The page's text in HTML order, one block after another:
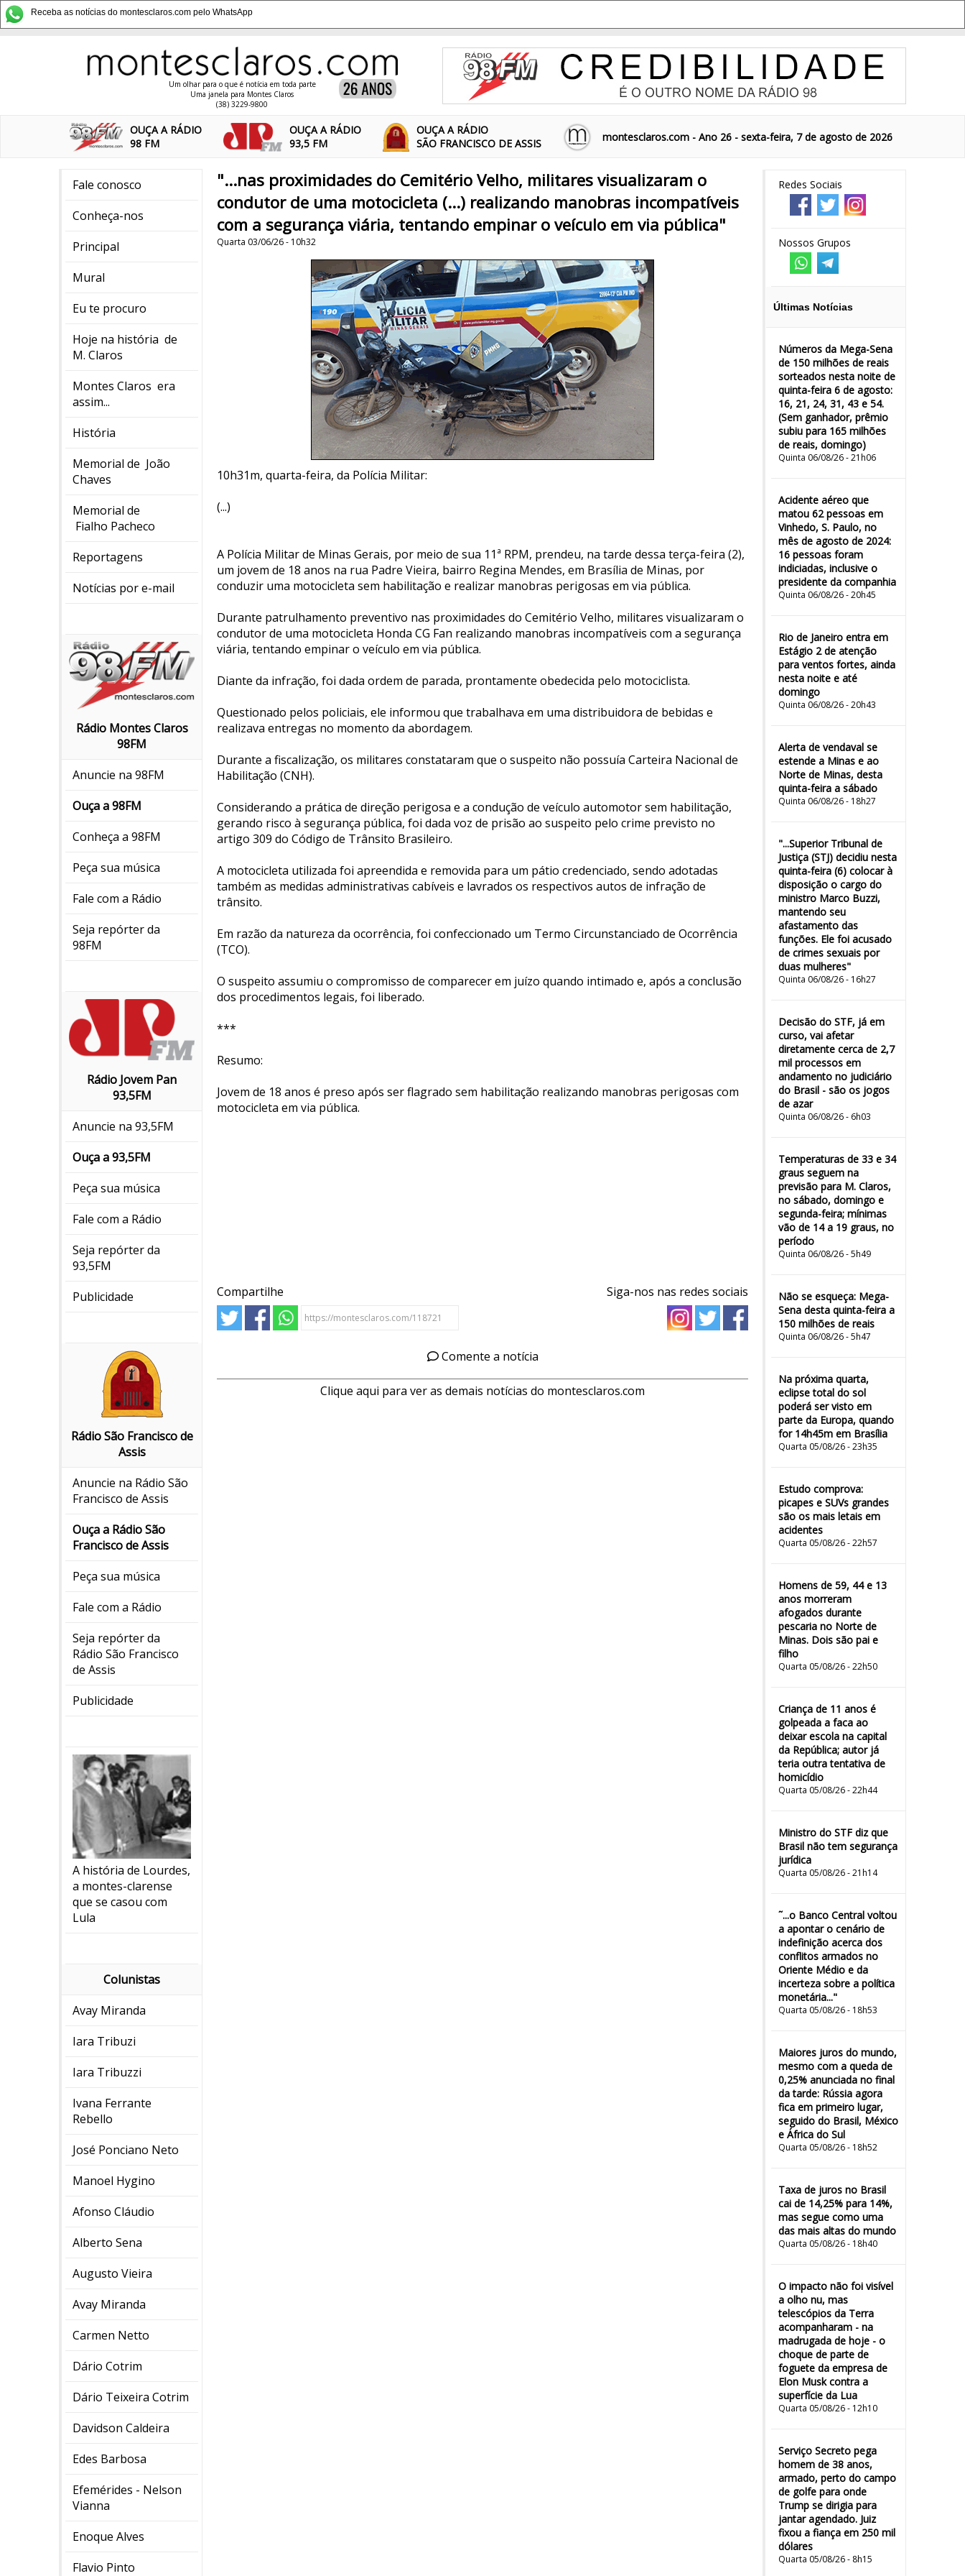
Receba as notícias do montesclaros.com pelo WhatsApp
Um olhar para o que é notícia em toda parte
Uma janela para Montes Claros
(38) 3229-9800
OUÇA A RÁDIO
98 FM
OUÇA A RÁDIO
93,5 FM
OUÇA A RÁDIO
SÃO FRANCISCO DE ASSIS
montesclaros.com - Ano 26 - sexta-feira, 7 de agosto de 2026
Fale conosco
Conheça-nos
Principal
Mural
Eu te procuro
Hoje na história de
M. Claros
Montes Claros era
assim...
História
Memorial de João
Chaves
Memorial de
Fialho Pacheco
Reportagens
Notícias por e-mail
Rádio Montes Claros
98FM
Anuncie na 98FM
Ouça a 98FM
Conheça a 98FM
Peça sua música
Fale com a Rádio
Seja repórter da
98FM
Rádio Jovem Pan
93,5FM
Anuncie na 93,5FM
Ouça a 93,5FM
Peça sua música
Fale com a Rádio
Seja repórter da
93,5FM
Publicidade
Rádio São Francisco de
Assis
Anuncie na Rádio São
Francisco de Assis
Ouça a Rádio São
Francisco de Assis
Peça sua música
Fale com a Rádio
Seja repórter da
Rádio São Francisco
de Assis
Publicidade
A história de Lourdes,
a montes-clarense
que se casou com
Lula
Colunistas
Avay Miranda
Iara Tribuzi
Iara Tribuzzi
Ivana Ferrante
Rebello
José Ponciano Neto
Manoel Hygino
Afonso Cláudio
Alberto Sena
Augusto Vieira
Avay Miranda
Carmen Netto
Dário Cotrim
Dário Teixeira Cotrim
Davidson Caldeira
Edes Barbosa
Efemérides - Nelson
Vianna
Enoque Alves
Flavio Pinto
Redes Sociais
Nossos Grupos
Últimas Notícias
Números da Mega-Sena
de 150 milhões de reais
sorteados nesta noite de
quinta-feira 6 de agosto:
16, 21, 24, 31, 43 e 54.
(Sem ganhador, prêmio
subiu para 165 milhões
de reais, domingo)
Quinta 06/08/26 - 21h06
Acidente aéreo que
matou 62 pessoas em
Vinhedo, S. Paulo, no
mês de agosto de 2024:
16 pessoas foram
indiciadas, inclusive o
presidente da companhia
Quinta 06/08/26 - 20h45
Rio de Janeiro entra em
Estágio 2 de atenção
para ventos fortes, ainda
nesta noite e até
domingo
Quinta 06/08/26 - 20h43
Alerta de vendaval se
estende a Minas e ao
Norte de Minas, desta
quinta-feira a sábado
Quinta 06/08/26 - 18h27
"...Superior Tribunal de
Justiça (STJ) decidiu nesta
quinta-feira (6) colocar à
disposição o cargo do
ministro Marco Buzzi,
mantendo seu
afastamento das
funções. Ele foi acusado
de crimes sexuais por
duas mulheres"
Quinta 06/08/26 - 16h27
Decisão do STF, já em
curso, vai afetar
diretamente cerca de 2,7
mil processos em
andamento no judiciário
do Brasil - são os jogos
de azar
Quinta 06/08/26 - 6h03
Temperaturas de 33 e 34
graus seguem na
previsão para M. Claros,
no sábado, domingo e
segunda-feira; mínimas
vão de 14 a 19 graus, no
período
Quinta 06/08/26 - 5h49
Não se esqueça: Mega-
Sena desta quinta-feira a
150 milhões de reais
Quinta 06/08/26 - 5h47
Na próxima quarta,
eclipse total do sol
poderá ser visto em
parte da Europa, quando
for 14h45m em Brasília
Quarta 05/08/26 - 23h35
Estudo comprova:
picapes e SUVs grandes
são os mais letais em
acidentes
Quarta 05/08/26 - 22h57
Homens de 59, 44 e 13
anos morreram
afogados durante
pescaria no Norte de
Minas. Dois são pai e
filho
Quarta 05/08/26 - 22h50
Criança de 11 anos é
golpeada a faca ao
deixar escola na capital
da República; autor já
teria outra tentativa de
homicídio
Quarta 05/08/26 - 22h44
Ministro do STF diz que
Brasil não tem segurança
jurídica
Quarta 05/08/26 - 21h14
˜...o Banco Central voltou
a apontar o cenário de
indefinição acerca dos
conflitos armados no
Oriente Médio e da
incerteza sobre a política
monetária..."
Quarta 05/08/26 - 18h53
Maiores juros do mundo,
mesmo com a queda de
0,25% anunciada no final
da tarde: Rússia agora
fica em primeiro lugar,
seguido do Brasil, México
e África do Sul
Quarta 05/08/26 - 18h52
Taxa de juros no Brasil
cai de 14,25% para 14%,
mas segue como uma
das mais altas do mundo
Quarta 05/08/26 - 18h40
O impacto não foi visível
a olho nu, mas
telescópios da Terra
acompanharam - na
madrugada de hoje - o
choque de parte de
foguete da empresa de
Elon Musk contra a
superfície da Lua
Quarta 05/08/26 - 12h10
Serviço Secreto pega
homem de 38 anos,
armado, perto do campo
de golfe para onde
Trump se dirigia para
jantar agendado. Juiz
fixou a fiança em 250 mil
dólares
Quarta 05/08/26 - 8h15
"...nas proximidades do Cemitério Velho, militares visualizaram o
condutor de uma motocicleta (...) realizando manobras incompatíveis
com a segurança viária, tentando empinar o veículo em via pública"
Quarta 03/06/26 - 10h32
10h31m, quarta-feira, da Polícia Militar:
(...)
A Polícia Militar de Minas Gerais, por meio de sua 11ª RPM, prendeu, na tarde dessa terça-feira (2),
um jovem de 18 anos na rua Padre Vieira, bairro Regina Mendes, em Brasília de Minas, por
conduzir uma motocicleta sem habilitação e realizar manobras perigosas em via pública.
Durante patrulhamento preventivo nas proximidades do Cemitério Velho, militares visualizaram o
condutor de uma motocicleta Honda CG Fan realizando manobras incompatíveis com a segurança
viária, tentando empinar o veículo em via pública.
Diante da infração, foi dada ordem de parada, prontamente obedecida pelo motociclista.
Questionado pelos policiais, ele informou que trabalhava em uma distribuidora de bebidas e
realizava entregas no momento da abordagem.
Durante a fiscalização, os militares constataram que o suspeito não possuía Carteira Nacional de
Habilitação (CNH).
Considerando a prática de direção perigosa e a condução de veículo automotor sem habilitação,
gerando risco à segurança pública, foi dada voz de prisão ao suspeito pelo crime previsto no
artigo 309 do Código de Trânsito Brasileiro.
A motocicleta utilizada foi apreendida e removida para um pátio credenciado, sendo adotadas
também as medidas administrativas cabíveis e lavrados os respectivos autos de infração de
trânsito.
Em razão da natureza da ocorrência, foi confeccionado um Termo Circunstanciado de Ocorrência
(TCO).
O suspeito assumiu o compromisso de comparecer em juízo quando intimado e, após a conclusão
dos procedimentos legais, foi liberado.
***
Resumo:
Jovem de 18 anos é preso após ser flagrado sem habilitação realizando manobras perigosas com
motocicleta em via pública.
Compartilhe Siga-nos nas redes sociais
Comente a notícia
Clique aqui para ver as demais notícias do montesclaros.com